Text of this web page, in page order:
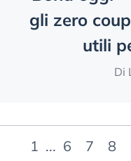
gli zero
utili
Di
1 ... 6 7 8